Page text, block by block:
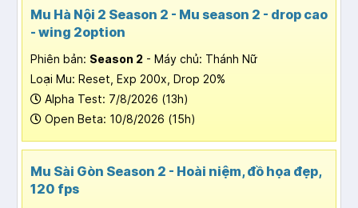
Mu Hà Nội 2 Season 2 - Mu season 2 - drop cao
- wing 2option
Phiên bản: Season 2 - Máy chủ: Thánh Nữ
Loại Mu: Reset, Exp 200x, Drop 20%
Alpha Test: 7/8/2026 (13h)
Open Beta: 10/8/2026 (15h)
Mu Sài Gòn Season 2 - Hoài niệm, đồ họa đẹp,
120 fps